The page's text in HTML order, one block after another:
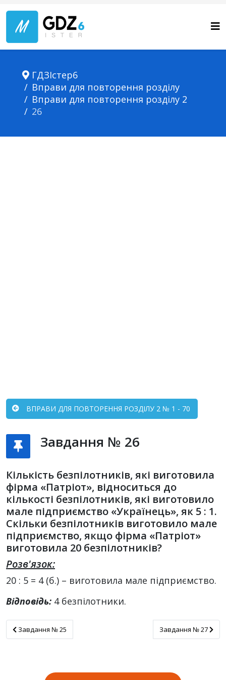
ГДЗІстер6
Вправи для повторення розділу
Вправи для повторення розділу 2
26
ВПРАВИ ДЛЯ ПОВТОРЕННЯ РОЗДІЛУ 2 № 1 - 70
Завдання № 26
Кількість безпілотників, які виготовила
фірма «Патріот», відноситься до
кількості безпілотників, які виготовило
мале підприємство «Українець», як 5 : 1.
Скільки безпілотників виготовило мале
підприємство, якщо фірма «Патріот»
виготовила 20 безпілотників?
Розв'язок:
20 : 5 = 4 (б.) – виготовила мале підприємство.
Відповідь: 4 безпілотники.
Завдання № 25
Завдання № 25 Завдання № 27
Завдання № 27